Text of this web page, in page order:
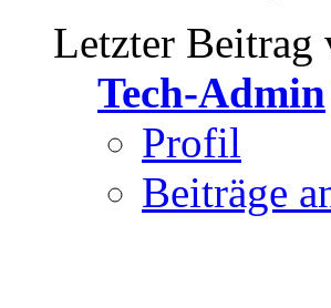
Letzter Beitrag
Tech-Admin
Profil
Beiträge